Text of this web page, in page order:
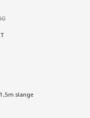
slange